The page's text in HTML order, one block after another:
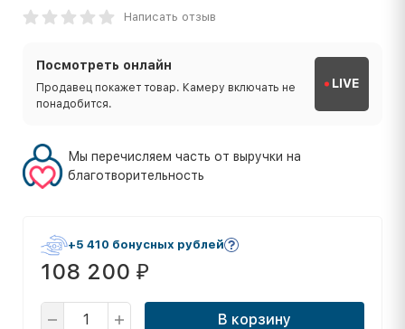
Написать отзыв
Посмотреть онлайн
Продавец покажет товар. Камеру включать не
понадобится.
LIVE
Мы перечисляем часть от выручки на
благотворительность
+5 410 бонусных рублей
108 200 ₽
В корзину